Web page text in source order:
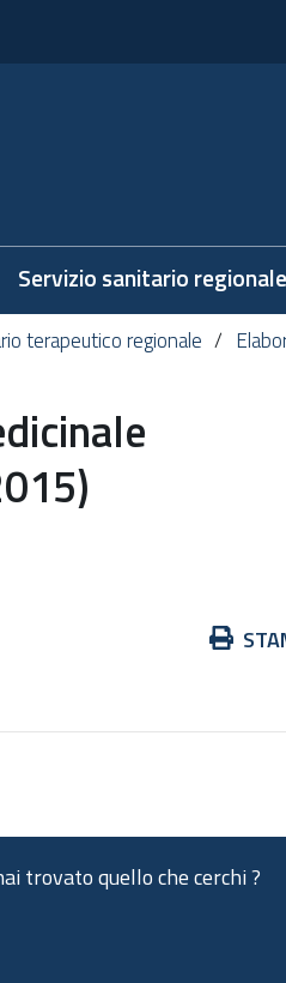
Servizio sanitario regionale
terapeutico regionale
Azioni
trovato quello che cerchi ?